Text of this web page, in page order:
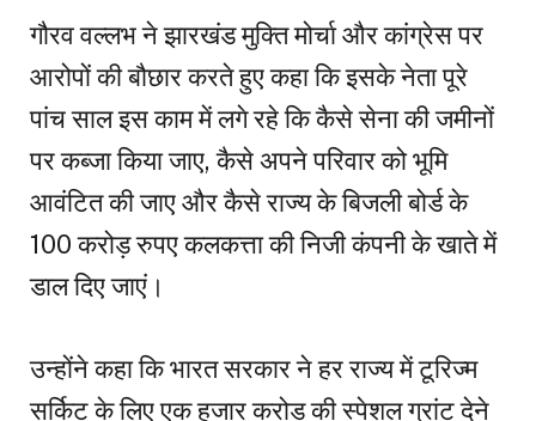
गौरव वल्लभ ने झारखंड मुक्ति मोर्चा और कांग्रेस पर
आरोपों की बौछार करते हुए कहा कि इसके नेता पूरे
पांच साल इस काम में लगे रहे कि कैसे सेना की जमीनों
पर कब्जा किया जाए, कैसे अपने परिवार को भूमि
आवंटित की जाए और कैसे राज्य के बिजली बोर्ड के
100 करोड़ रुपए कलकत्ता की निजी कंपनी के खाते में
डाल दिए जाएं।
उन्होंने कहा कि भारत सरकार ने हर राज्य में टूरिज्म
सर्किट के लिए एक हजार करोड़ की स्पेशल ग्रांट देने